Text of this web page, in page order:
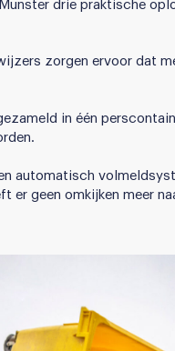
drie praktische
zorgen ervoor dat
in één
automatisch
er geen omkijken meer